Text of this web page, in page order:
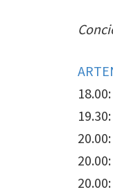
18.00:
19.30:
20.00:
20.00: